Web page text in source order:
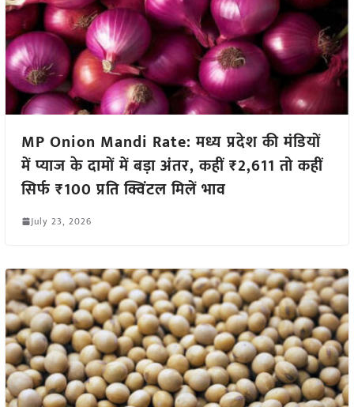
MP Onion Mandi Rate: मध्य प्रदेश की मंडियों
में प्याज के दामों में बड़ा अंतर, कहीं ₹2,611 तो कहीं
सिर्फ ₹100 प्रति क्विंटल मिलें भाव
July 23, 2026